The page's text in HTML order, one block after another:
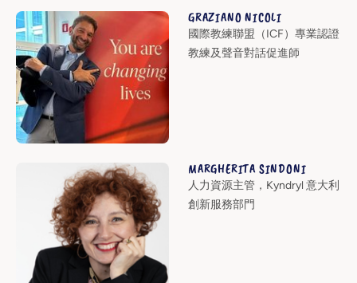
GRAZIANO NICOLI
國際教練聯盟（ICF）專業認證
教練及聲音對話促進師
MARGHERITA SINDONI
人力資源主管，Kyndryl 意大利
創新服務部門